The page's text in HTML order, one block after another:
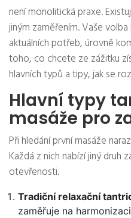
není monolitická praxe.
jiným zaměřením. Vaše
aktuálních potřeb, úrovně
toho, co chcete ze zážitku
hlavních typů a tipy, jak se
Hlavní typy
masáže pro
Při hledání první masáže
Každá z nich nabízí jiný druh
otevřenosti.
Tradiční relaxační
zaměřuje na